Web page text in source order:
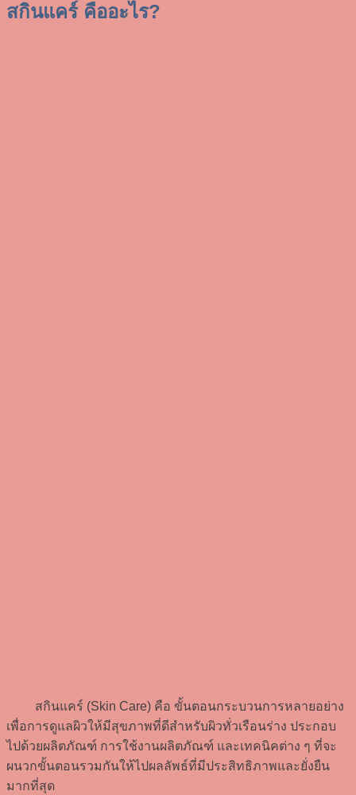
สกินแคร์ คืออะไร?
สกินแคร์ (Skin Care) คือ ขั้นตอนกระบวนการหลายอย่าง
เพื่อการดูแลผิวให้มีสุขภาพที่ดีสำหรับผิวทั่วเรือนร่าง ประกอบ
ไปด้วยผลิตภัณฑ์ การใช้งานผลิตภัณฑ์ และเทคนิคต่าง ๆ ที่จะ
ผนวกขั้นตอนรวมกันให้ไปผลลัพธ์ที่มีประสิทธิภาพและยั่งยืน
มากที่สุด